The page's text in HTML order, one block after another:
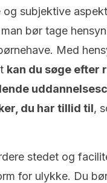
og subjektive
bør tage
Med
kan du søge efter
du har tillid til,
stedet og
for ulykke. Du